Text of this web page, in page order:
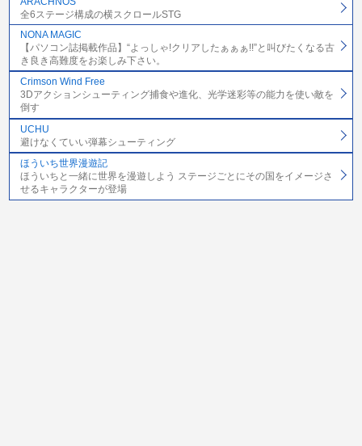
全6ステージ構成の横スクロールSTG
NONA MAGIC
【パソコン誌掲載作品】“よっしゃ!クリアしたぁぁぁ!!”と叫びたくなる古
き良き高難度をお楽しみ下さい。
Crimson Wind Free
3Dアクションシューティング捕食や進化、光学迷彩等の能力を使い敵を
倒す
UCHU
避けなくていい弾幕シューティング
ほういち世界漫遊記
ほういちと一緒に世界を漫遊しよう ステージごとにその国をイメージさ
せるキャラクターが登場